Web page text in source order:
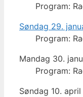
Program:
Søndag 29.
Program:
Mandag 30.
Program:
Søndag 10.